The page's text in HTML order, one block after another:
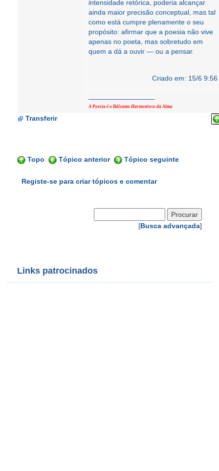
intensidade retórica, poderia alcançar
ainda maior precisão conceptual, mas tal
como está cumpre plenamente o seu
propósito: afirmar que a poesia não vive
apenas no poeta, mas sobretudo em
quem a dá a ouvir — ou a pensar.
Criado em: 15/6 9:56
A Poesia é o Bálsamo Harmonioso da Alma
Transferir
Topo Tópico anterior Tópico seguinte
Registe-se para criar tópicos e comentar
[Busca advançada]
Links patrocinados